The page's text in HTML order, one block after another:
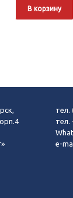
В корзину
тел.
тел.
e-